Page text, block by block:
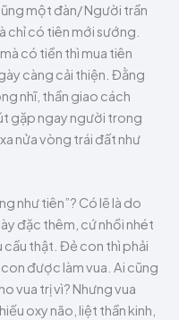
một đàn/ Người trần
chỉ có tiên mới sướng.
có tiền thì mua tiên
càng cải thiện. Đằng
nhĩ, thần giao cách
gặp ngay người trong
nửa vòng trái đất như
như tiên”? Có lẽ là do
đặc thêm, cứ nhồi nhét
cầu thật. Đẻ con thì phải
được làm vua. Ai cũng
vua trị vì? Nhưng vua
oxy não, liệt thần kinh,